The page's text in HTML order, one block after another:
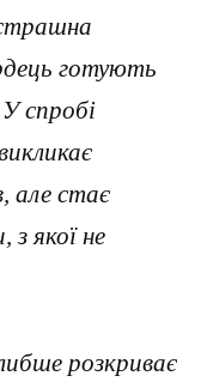
готують
спробі
але стає
якої не
розкриває